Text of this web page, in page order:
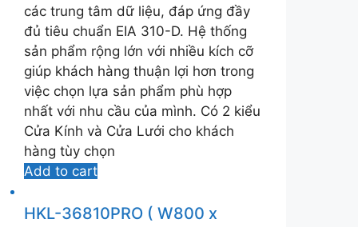
các trung tâm dữ liệu, đáp ứng đầy
đủ tiêu chuẩn EIA 310-D. Hệ thống
sản phẩm rộng lớn với nhiều kích cỡ
giúp khách hàng thuận lợi hơn trong
việc chọn lựa sản phẩm phù hợp
nhất với nhu cầu của mình. Có 2 kiểu
Cửa Kính và Cửa Lưới cho khách
hàng tùy chọn
Add to cart
HKL-36810PRO ( W800 x